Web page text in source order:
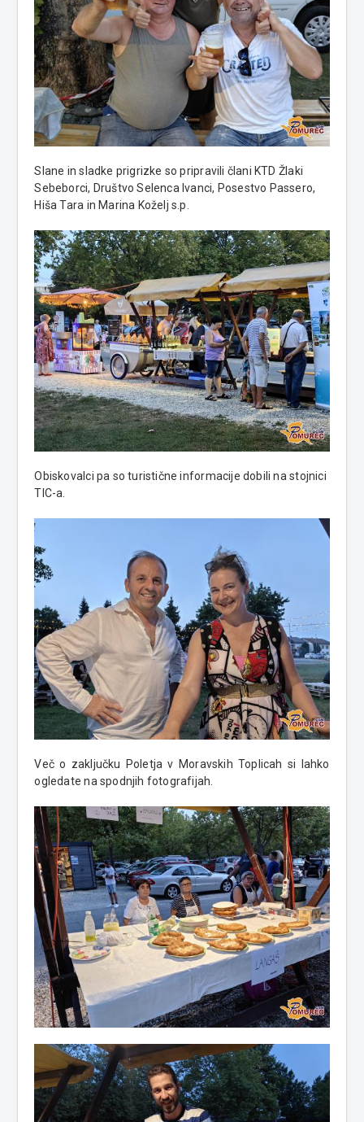
Slane in sladke prigrizke so pripravili člani KTD Žlaki
Sebeborci, Društvo Selenca Ivanci, Posestvo Passero,
Hiša Tara in Marina Koželj s.p.
Obiskovalci pa so turistične informacije dobili na stojnici
TIC-a.
Več o zaključku Poletja v Moravskih Toplicah si lahko
ogledate na spodnjih fotografijah.